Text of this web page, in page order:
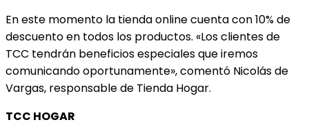
En este momento la tienda online cuenta con 10% de
descuento en todos los productos. «Los clientes de
TCC tendrán beneficios especiales que iremos
comunicando oportunamente», comentó Nicolás de
Vargas, responsable de Tienda Hogar.
TCC HOGAR